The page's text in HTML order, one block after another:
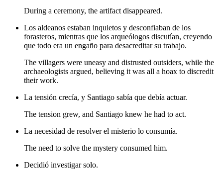
During a ceremony, the artifact disappeared.
Los aldeanos estaban inquietos y desconfiaban de los
forasteros, mientras que los arqueólogos discutían, creyendo
que todo era un engaño para desacreditar su trabajo.
The villagers were uneasy and distrusted outsiders, while the
archaeologists argued, believing it was all a hoax to discredit
their work.
La tensión crecía, y Santiago sabía que debía actuar.
The tension grew, and Santiago knew he had to act.
La necesidad de resolver el misterio lo consumía.
The need to solve the mystery consumed him.
Decidió investigar solo.